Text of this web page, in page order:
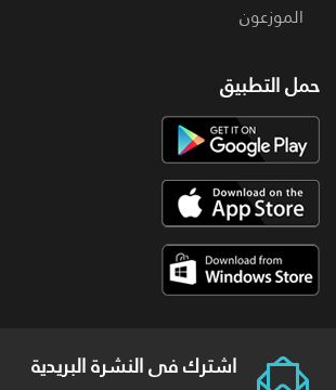
الموزعون
حمل التطبيق
اشترك فى النشرة البريدية